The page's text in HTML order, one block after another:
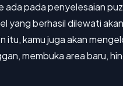
ada pada penyelesaian
yang berhasil dilewati
itu, kamu juga akan
membuka area baru,